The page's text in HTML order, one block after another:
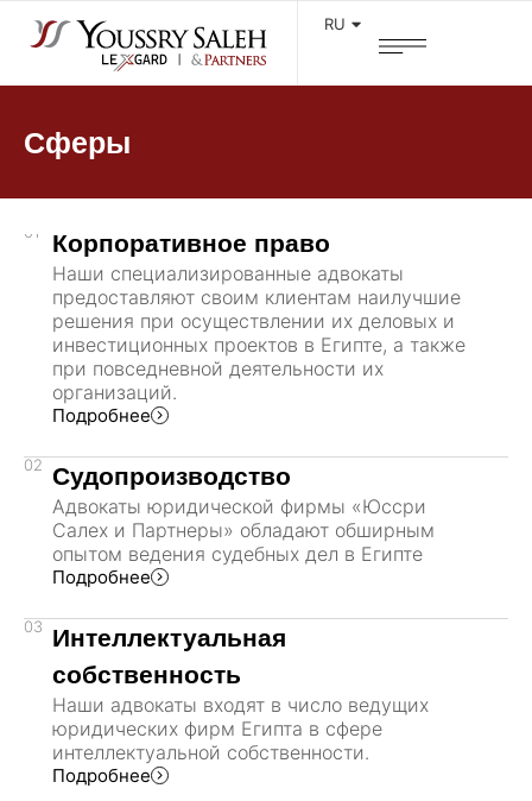
RU
Сферы
01 Корпоративное право
Наши специализированные адвокаты
предоставляют своим клиентам наилучшие
решения при осуществлении их деловых и
инвестиционных проектов в Египте, а также
при повседневной деятельности их
организаций.
Подробнее
02 Судопроизводство
Адвокаты юридической фирмы «Юссри
Салех и Партнеры» обладают обширным
опытом ведения судебных дел в Египте
Подробнее
03
Интеллектуальная
собственность
Наши адвокаты входят в число ведущих
юридических фирм Египта в сфере
интеллектуальной собственности.
Подробнее